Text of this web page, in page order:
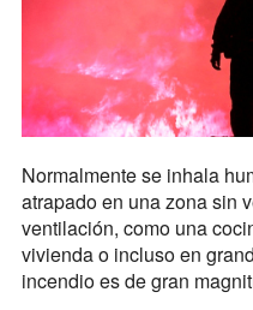
Normalmente se inhala
atrapado en una zona sin
ventilación, como una
vivienda o incluso en
incendio es de gran